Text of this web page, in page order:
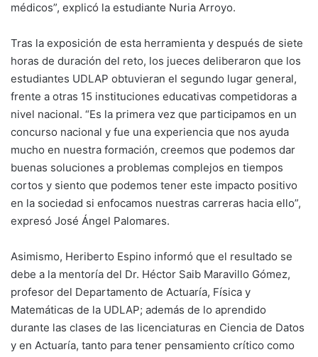
médicos”, explicó la estudiante Nuria Arroyo.
Tras la exposición de esta herramienta y después de siete
horas de duración del reto, los jueces deliberaron que los
estudiantes UDLAP obtuvieran el segundo lugar general,
frente a otras 15 instituciones educativas competidoras a
nivel nacional. “Es la primera vez que participamos en un
concurso nacional y fue una experiencia que nos ayuda
mucho en nuestra formación, creemos que podemos dar
buenas soluciones a problemas complejos en tiempos
cortos y siento que podemos tener este impacto positivo
en la sociedad si enfocamos nuestras carreras hacia ello”,
expresó José Ángel Palomares.
Asimismo, Heriberto Espino informó que el resultado se
debe a la mentoría del Dr. Héctor Saib Maravillo Gómez,
profesor del Departamento de Actuaría, Física y
Matemáticas de la UDLAP; además de lo aprendido
durante las clases de las licenciaturas en Ciencia de Datos
y en Actuaría, tanto para tener pensamiento crítico como